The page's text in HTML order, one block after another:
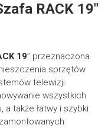
RACK 19″
19” przeznaczona
sprzętów
telewizji
wszystkich
także łatwy i szybki
332.39KB